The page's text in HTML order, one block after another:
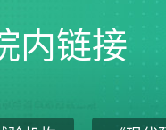
内链接